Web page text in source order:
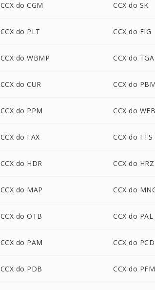
CCX do CGM CCX do SK
CCX do PLT CCX do FIG
CCX do WBMP CCX do TGA
CCX do CUR CCX do PBM
CCX do PPM CCX do
CCX do FAX CCX do FTS
CCX do HDR CCX do HRZ
CCX do MAP CCX do
CCX do OTB CCX do PAL
CCX do PAM CCX do PCD
CCX do PDB CCX do PFM